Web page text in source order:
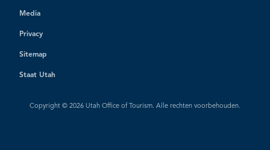
Media
Privacy
Sitemap
Staat Utah
Copyright © 2026 Utah Office of Tourism. Alle rechten voorbehouden.